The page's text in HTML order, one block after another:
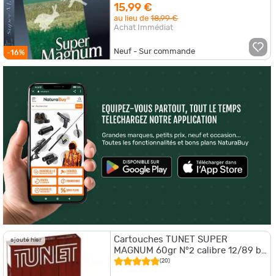
-16%
15,99 €
au lieu de18,99 €
Achat Immédiat
Neuf - Sur commande
ajouté hier
Cartouches TUNET SUPER
MAGNUM 60gr N°2 calibre 12/89 bj
x10
(20)